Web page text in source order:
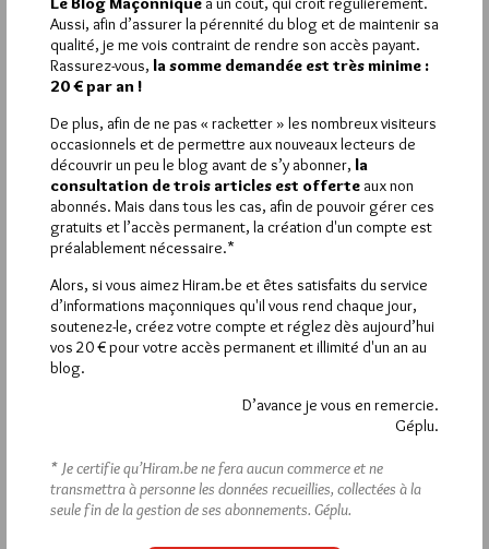
Déjà inscrit(e) ?Connectez-vous
Hier dimanche 9 août 2026, Hiram.be a reçu2 194
visiteset4 830 pagesont été lues (Source :
Pirsch.io)
Plus d’informations
Aussi, afin d’assurer la pérennité du blog et de maintenir sa
qualité, je me vois contraint de rendre son accès payant.
Rassurez-vous, la somme demandée est très minime :
20 € par an !
De plus, afin de ne pas « racketter » les nombreux visiteurs
occasionnels et de permettre aux nouveaux lecteurs de
découvrir un peu le blog avant de s’y abonner, la
consultation de trois articles est offerte aux non
abonnés. Mais dans tous les cas, afin de pouvoir gérer ces
gratuits et l’accès permanent, la création d'un compte est
préalablement nécessaire.*
Alors, si vous aimez Hiram.be et êtes satisfaits du service
d’informations maçonniques qu'il vous rend chaque jour,
soutenez-le, créez votre compte et réglez dès aujourd’hui
vos 20 € pour votre accès permanent et illimité d'un an au
blog.
D’avance je vous en remercie.
Géplu.
* Je certifie qu’Hiram.be ne fera aucun commerce et ne
transmettra à personne les données recueillies, collectées à la
seule fin de la gestion de ses abonnements. Géplu.